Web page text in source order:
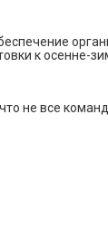
к осенне-
все